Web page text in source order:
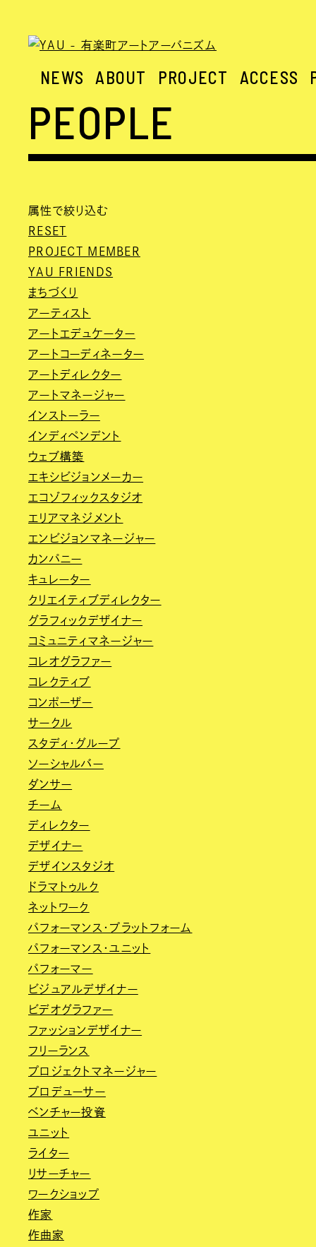
NEWS ABOUT PROJECT ACCESS
PEOPLE
属性で絞り込む
RESET
PROJECT MEMBER
YAU FRIENDS
まちづくり
アーティスト
アートエデュケーター
アートコーディネーター
アートディレクター
アートマネージャー
インストーラー
インディペンデント
ウェブ構築
エキシビジョンメーカー
エコゾフィックスタジオ
エリアマネジメント
エンビジョンマネージャー
カンパニー
キュレーター
クリエイティブディレクター
グラフィックデザイナー
コミュニティマネージャー
コレオグラファー
コレクティブ
コンポーザー
サークル
スタディ・グループ
ソーシャルバー
ダンサー
チーム
ディレクター
デザイナー
デザインスタジオ
ドラマトゥルク
ネットワーク
パフォーマンス・プラットフォーム
パフォーマンス・ユニット
パフォーマー
ビジュアルデザイナー
ビデオグラファー
ファッションデザイナー
フリーランス
プロジェクトマネージャー
プロデューサー
ベンチャー投資
ユニット
ライター
リサーチャー
ワークショップ
作家
作曲家